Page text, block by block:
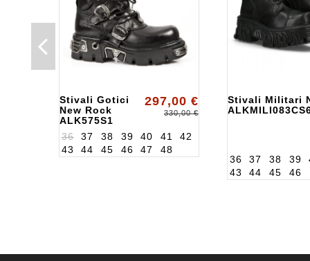
Stivali Gotici
New Rock
ALK575S1
297,00 €
330,00 €
36 37 38 39 40 41
42
43
44 45 46 47 48
Stivali Militari
36 37 38 39
43
44 45 46